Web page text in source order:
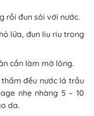
rồi đun sôi với nước.
lửa, đun liu riu trong
cần làm mờ lông.
đều nước lá trầu
nhẹ nhàng 5 – 10
da.